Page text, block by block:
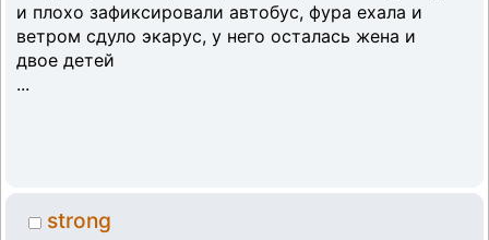
и плохо зафиксировали автобус, фура ехала и
ветром сдуло экарус, у него осталась жена и
двое детей
...
strong